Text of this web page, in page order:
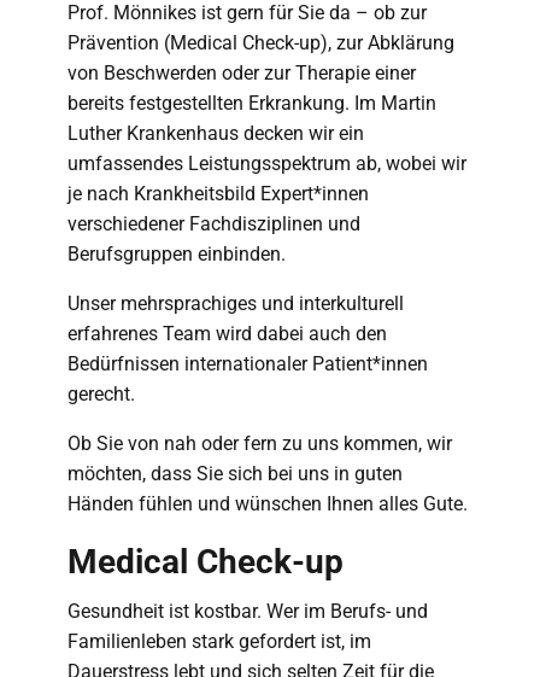
Prof. Mönnikes ist gern für Sie da – ob zur
Prävention (Medical Check-up), zur Abklärung
von Beschwerden oder zur Therapie einer
bereits festgestellten Erkrankung. Im Martin
Luther Krankenhaus decken wir ein
umfassendes Leistungsspektrum ab, wobei wir
je nach Krankheitsbild Expert*innen
verschiedener Fachdisziplinen und
Berufsgruppen einbinden.
Unser mehrsprachiges und interkulturell
erfahrenes Team wird dabei auch den
Bedürfnissen internationaler Patient*innen
gerecht.
Ob Sie von nah oder fern zu uns kommen, wir
möchten, dass Sie sich bei uns in guten
Händen fühlen und wünschen Ihnen alles Gute.
Medical Check-up
Gesundheit ist kostbar. Wer im Berufs- und
Familienleben stark gefordert ist, im
Dauerstress lebt und sich selten Zeit für die